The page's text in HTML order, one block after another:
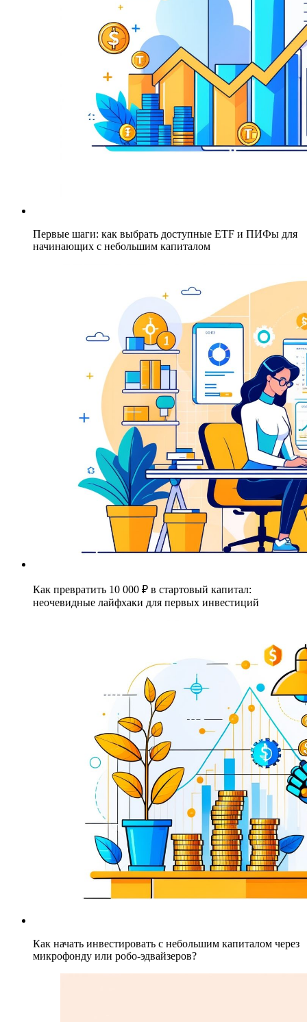
Первые шаги: как выбрать доступные ETF и ПИФы для
начинающих с небольшим капиталом
Как превратить 10 000 ₽ в стартовый капитал:
неочевидные лайфхаки для первых инвестиций
Как начать инвестировать с небольшим капиталом через
микрофонду или робо-эдвайзеров?